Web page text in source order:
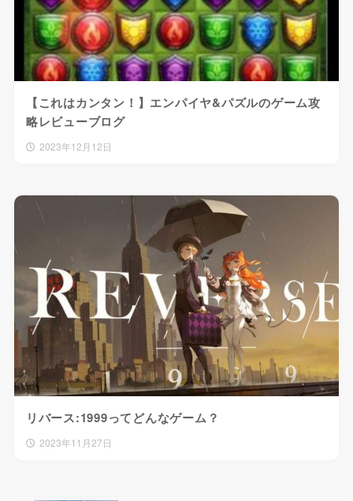
【これはカンタン！】エンパイヤ&パズルのゲーム攻
略レビューブログ
2023年12月12日
リバース:1999ってどんなゲーム？
2023年11月27日